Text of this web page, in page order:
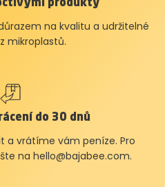
produkty
na kvalitu a udržitelné
mikroplastů.
do 30 dnů
a vrátíme vám peníze. Pro
na hello@bajabee.com.